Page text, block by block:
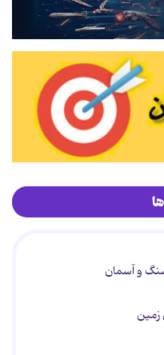
سنگ و آسمان
زمین